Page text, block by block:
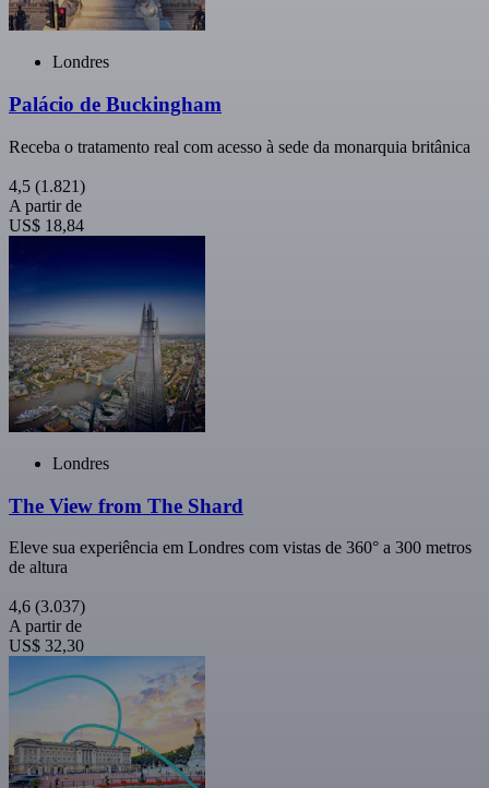
Londres
Palácio de Buckingham
Receba o tratamento real com acesso à sede da monarquia britânica
4,5 (1.821)
A partir de
US$ 18,84
Londres
The View from The Shard
Eleve sua experiência em Londres com vistas de 360° a 300 metros
de altura
4,6 (3.037)
A partir de
US$ 32,30